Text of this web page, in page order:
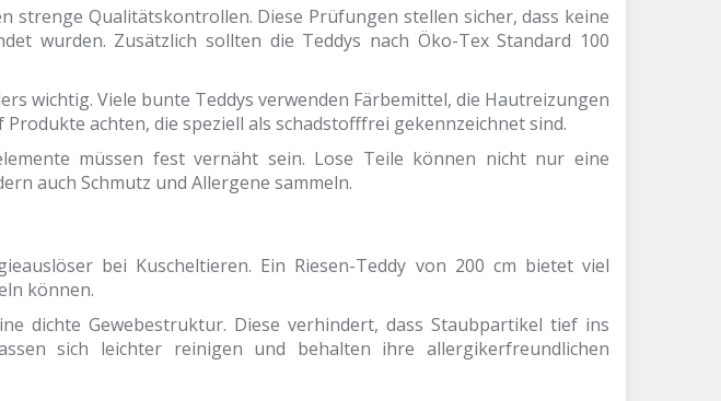
strenge Qualitätskontrollen. Diese Prüfungen stellen sicher, dass keine
wurden. Zusätzlich sollten die Teddys nach Öko-Tex Standard 100
wichtig. Viele bunte Teddys verwenden Färbemittel, die Hautreizungen
achten, die speziell als schadstofffrei gekennzeichnet sind.
müssen fest vernäht sein. Lose Teile können nicht nur eine
auch Schmutz und Allergene sammeln.
bei Kuscheltieren. Ein Riesen-Teddy von 200 cm bietet viel
können.
dichte Gewebestruktur. Diese verhindert, dass Staubpartikel tief ins
sich leichter reinigen und behalten ihre allergikerfreundlichen